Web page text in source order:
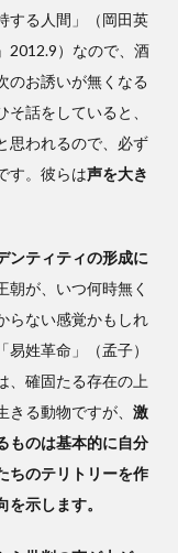
する人間」（岡田英
2012.9）なので、酒
のお誘いが無くなる
話をしていると、
思われるので、必ず
す。彼らは声を大き
ンティティの形成に
朝が、いつ何時無く
らない感覚かもしれ
姓革命」（孟子）
、確固たる存在の上
る動物ですが、 激
ものは基本的に自分
ちのテリトリーを作
示します。